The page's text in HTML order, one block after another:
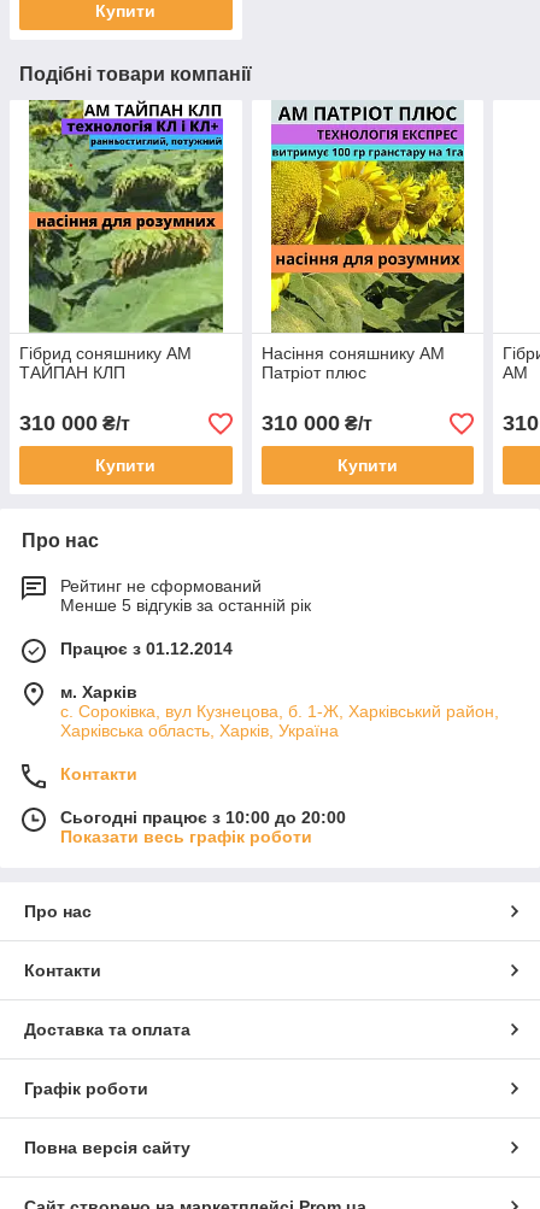
Купити
Подібні товари компанії
Гібрид соняшнику АМ
ТАЙПАН КЛП
310 000 ₴/т
Купити
Насіння соняшнику АМ
Патріот плюс
310 000₴/т
Купити
АМ
Про нас
Рейтинг не сформований
Менше 5 відгуків за останній рік
Працює з 01.12.2014
м. Харків
с. Сороківка, вул Кузнецова, б. 1-Ж, Харківський район,
Харківська область, Харків, Україна
Контакти
Сьогодні працює з 10:00 до 20:00
Показати весь графік роботи
Про нас
Контакти
Доставка та оплата
Графік роботи
Повна версія сайту